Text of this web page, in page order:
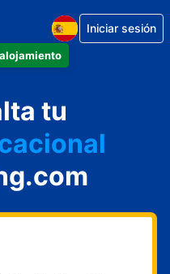
Iniciar sesión
tu